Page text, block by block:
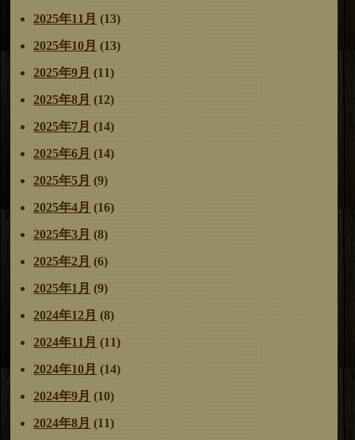
2025年11月 (13)
2025年10月 (13)
2025年9月 (11)
2025年8月 (12)
2025年7月 (14)
2025年6月 (14)
2025年5月 (9)
2025年4月 (16)
2025年3月 (8)
2025年2月 (6)
2025年1月 (9)
2024年12月 (8)
2024年11月 (11)
2024年10月 (14)
2024年9月 (10)
2024年8月 (11)